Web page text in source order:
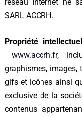
réseau Internet ne
SARL ACCRH.
Propriété
www.accrh.fr,
graphismes, images,
gifs et icônes ainsi
exclusive de la
contenus